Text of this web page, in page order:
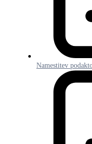
Namestitev